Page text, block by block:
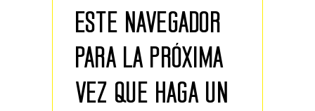
ESTE NAVEGADOR
PARA LA PRÓXIMA
VEZ QUE HAGA UN